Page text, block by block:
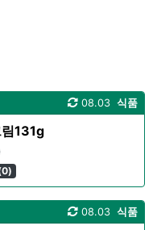
식품
08.03
131g
식품
08.03